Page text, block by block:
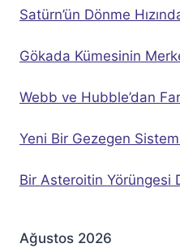
Satürn’ün Dönme
Gökada Kümesinin
Webb ve Hubble’dan
Yeni Bir Gezegen
Bir Asteroitin Yörüngesi
Ağustos 2026